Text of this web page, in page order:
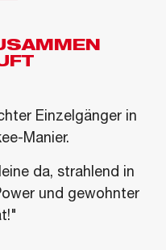
Einzelgänger in
Manier.
da, strahlend in
und gewohnter